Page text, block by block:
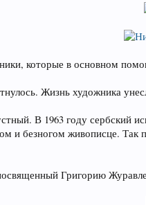
которые в основном
Жизнь художника
В 1963 году сербский
и безногом живописце.
Григорию